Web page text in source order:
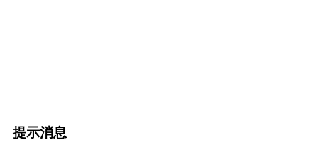
提示消息